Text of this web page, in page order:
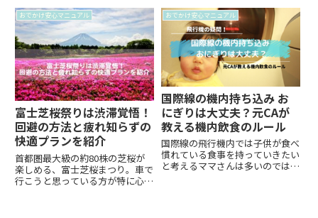
なかモノだけでは体感できないも
のです。北欧は自然豊かで湖の湖
面が鏡の様に美しい素敵な場所で
す。そんな北欧のライフスタイル
を...
感した便利アイテムや必需品を詳
しく紹介しています。登山靴やレ
インウェア、スマホのバッテリ
ー、トイレ対策まで、初めての登
山でも安心して準備できる内容が
満載。さらに、すぐに使える装備
チェックリスト付き！これから富
士山に挑戦したい初心者の方に向
けて、必要な装備をわかりやす
く、やさしく解説しています。登
山前の不安を解消し、楽しく安全
な富士登山を目指しましょう！
おでかけ安心マニュアル
富士芝桜祭りは渋滞覚悟！
回避の方法と疲れ知らずの
快適プランを紹介
首都圏最大級の約80株の芝桜が
楽しめる、富士芝桜まつり。車で
行こうと思っている方が特に心配
おでかけ安心マニュアル
国際線の機内持ち込み お
にぎりは大丈夫？元CAが
教える機内飲食のルール
国際線の飛行機内では子供が食べ
慣れている食事を持っていきたい
と考えるママさんは多いのではな